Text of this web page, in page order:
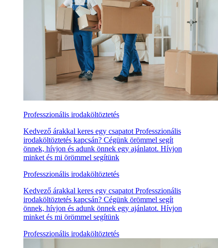
Professzionális irodaköltöztetés
Kedvező árakkal keres egy csapatot Professzionális
irodaköltöztetés kapcsán? Cégünk örömmel segít
önnek, hívjon és adunk önnek egy ajánlatot. Hívjon
minket és mi örömmel segítünk
Professzionális irodaköltöztetés
Kedvező árakkal keres egy csapatot Professzionális
irodaköltöztetés kapcsán? Cégünk örömmel segít
önnek, hívjon és adunk önnek egy ajánlatot. Hívjon
minket és mi örömmel segítünk
Professzionális irodaköltöztetés